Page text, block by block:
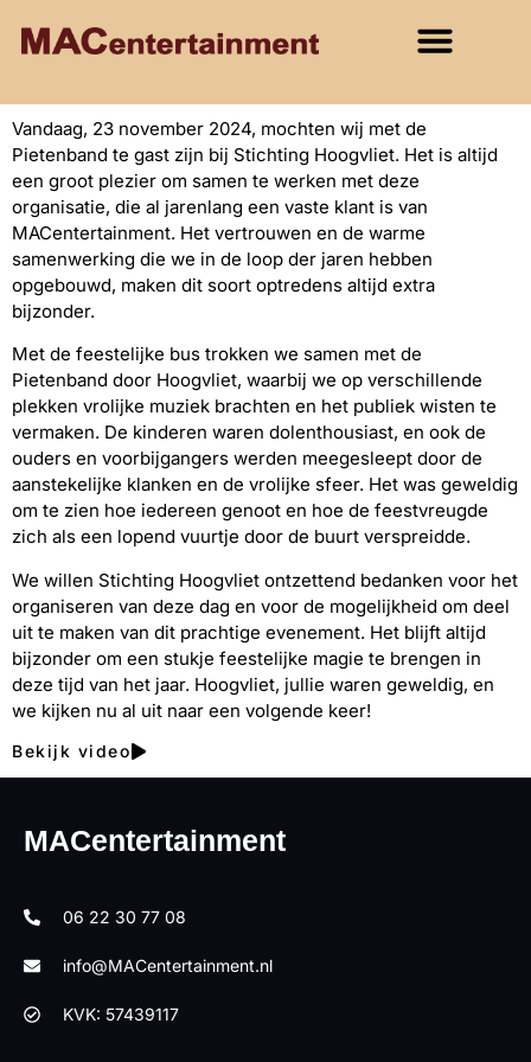
Vandaag, 23 november 2024, mochten wij met de
Pietenband te gast zijn bij Stichting Hoogvliet. Het is altijd
een groot plezier om samen te werken met deze
organisatie, die al jarenlang een vaste klant is van
MACentertainment. Het vertrouwen en de warme
samenwerking die we in de loop der jaren hebben
opgebouwd, maken dit soort optredens altijd extra
bijzonder.
Met de feestelijke bus trokken we samen met de
Pietenband door Hoogvliet, waarbij we op verschillende
plekken vrolijke muziek brachten en het publiek wisten te
vermaken. De kinderen waren dolenthousiast, en ook de
ouders en voorbijgangers werden meegesleept door de
aanstekelijke klanken en de vrolijke sfeer. Het was geweldig
om te zien hoe iedereen genoot en hoe de feestvreugde
zich als een lopend vuurtje door de buurt verspreidde.
We willen Stichting Hoogvliet ontzettend bedanken voor het
organiseren van deze dag en voor de mogelijkheid om deel
uit te maken van dit prachtige evenement. Het blijft altijd
bijzonder om een stukje feestelijke magie te brengen in
deze tijd van het jaar. Hoogvliet, jullie waren geweldig, en
we kijken nu al uit naar een volgende keer!
Bekijk video
MACentertainment
06 22 30 77 08
info@MACentertainment.nl
KVK: 57439117